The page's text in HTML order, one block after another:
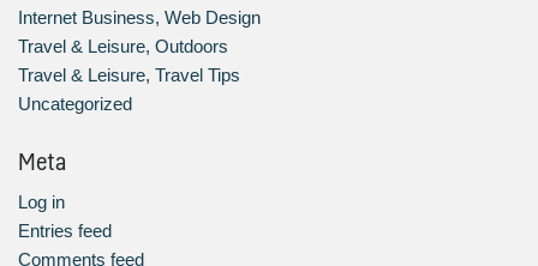
Internet Business, Web Design
Travel & Leisure, Outdoors
Travel & Leisure, Travel Tips
Uncategorized
Meta
Log in
Entries feed
Comments feed